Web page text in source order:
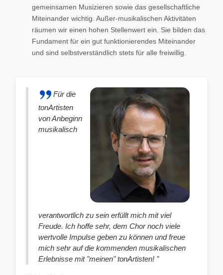
gemeinsamen Musizieren sowie das gesellschaftliche
Miteinander wichtig. Außer-musikalischen Aktivitäten
räumen wir einen hohen Stellenwert ein. Sie bilden das
Fundament für ein gut funktionierendes Miteinander
und sind selbstverständlich stets für alle freiwillig.
Für die
tonArtisten
von Anbeginn
musikalisch
verantwortlich zu sein erfüllt mich mit viel
Freude. Ich hoffe sehr, dem Chor noch viele
wertvolle Impulse geben zu können und freue
mich sehr auf die kommenden musikalischen
Erlebnisse mit "meinen" tonArtisten! "